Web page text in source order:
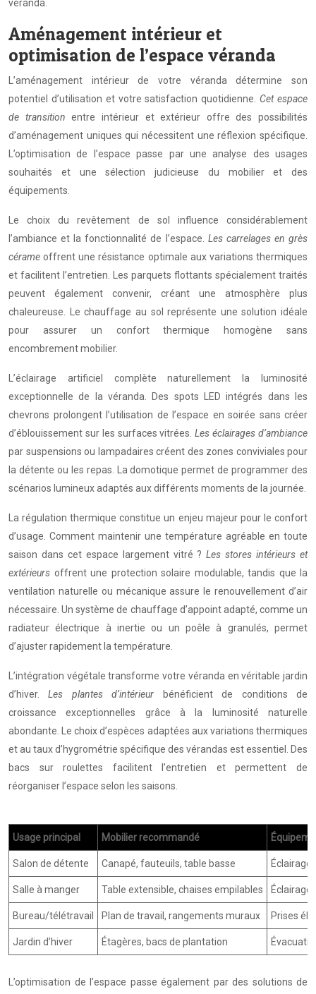
véranda.
Aménagement intérieur et
optimisation de l’espace véranda
L’aménagement intérieur de votre véranda détermine son
potentiel d’utilisation et votre satisfaction quotidienne. Cet espace
de transitionentre intérieur et extérieur offre des possibilités
d’aménagement uniques qui nécessitent une réflexion spécifique.
L’optimisation de l’espace passe par une analyse des usages
souhaités et une sélection judicieuse du mobilier et des
équipements.
Le choix du revêtement de sol influence considérablement
l’ambiance et la fonctionnalité de l’espace. Les carrelages en grès
cérameoffrent une résistance optimale aux variations thermiques
et facilitent l’entretien. Les parquets flottants spécialement traités
peuvent également convenir, créant une atmosphère plus
chaleureuse. Le chauffage au sol représente une solution idéale
pour assurer un confort thermique homogène sans
encombrement mobilier.
L’éclairage artificiel complète naturellement la luminosité
exceptionnelle de la véranda. Des spots LED intégrés dans les
chevrons prolongent l’utilisation de l’espace en soirée sans créer
d’éblouissement sur les surfaces vitrées.Les éclairages d’ambiance
par suspensions ou lampadaires créent des zones conviviales pour
la détente ou les repas. La domotique permet de programmer des
scénarios lumineux adaptés aux différents moments de la journée.
La régulation thermique constitue un enjeu majeur pour le confort
d’usage. Comment maintenir une température agréable en toute
saison dans cet espace largement vitré ?Les stores intérieurs et
extérieurs offrent une protection solaire modulable, tandis que la
ventilation naturelle ou mécanique assure le renouvellement d’air
nécessaire. Un système de chauffage d’appoint adapté, comme un
radiateur électrique à inertie ou un poêle à granulés, permet
d’ajuster rapidement la température.
L’intégration végétale transforme votre véranda en véritable jardin
d’hiver.Les plantes d’intérieur
bénéficient de conditions de
croissance exceptionnelles grâce à la luminosité naturelle
abondante. Le choix d’espèces adaptées aux variations thermiques
et au taux d’hygrométrie spécifique des vérandas est essentiel. Des
bacs sur roulettes facilitent l’entretien et permettent de
réorganiser l’espace selon les saisons.
Usage principal Mobilier recommandé
Salon de détente Canapé, fauteuils, table basse
Salle à manger Table extensible, chaises empilables
Bureau/télétravail Plan de travail, rangements muraux Prises
Jardin d’hiver Étagères, bacs de plantation
L’optimisation de l’espace passe également par des solutions de